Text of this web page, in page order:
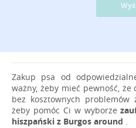
Zakup psa od
ważny, żeby mieć pewność, że
bez kosztownych problemów
żeby pomóc Ci w wyborze
hiszpański z Burgos around .